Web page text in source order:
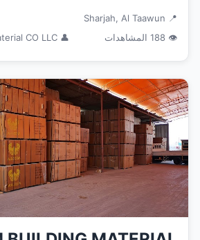
📍 Sharjah, Al Taawun
👁 188 المشاهدات
👤 Waseem Building Material CO LLC